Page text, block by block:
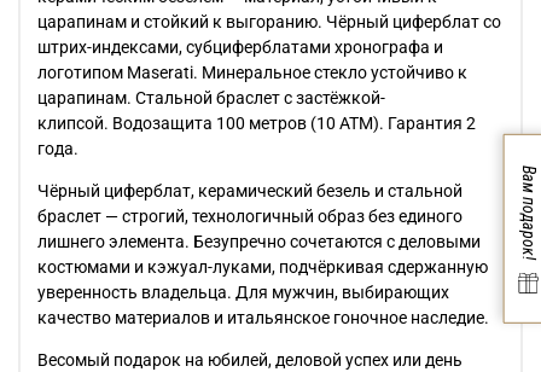
царапинам и стойкий к выгоранию. Чёрный циферблат со
штрих-индексами, субциферблатами хронографа и
логотипом Maserati. Минеральное стекло устойчиво к
царапинам. Стальной браслет с застёжкой-
клипсой. Водозащита 100 метров (10 АТМ). Гарантия 2
года.
Чёрный циферблат, керамический безель и стальной
браслет — строгий, технологичный образ без единого
лишнего элемента. Безупречно сочетаются с деловыми
костюмами и кэжуал-луками, подчёркивая сдержанную
уверенность владельца. Для мужчин, выбирающих
качество материалов и итальянское гоночное наследие.
Весомый подарок на юбилей, деловой успех или день
Вам подарок!